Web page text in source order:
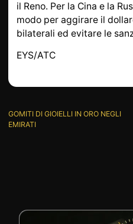
il Reno. Per la Cina e la
modo per aggirare il
bilaterali ed evitare le
EYS/ATC
GOMITI DI GIOIELLI IN ORO NEGLI
EMIRATI